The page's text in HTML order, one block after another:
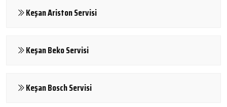
Keşan Ariston Servisi
Keşan Beko Servisi
Keşan Bosch Servisi